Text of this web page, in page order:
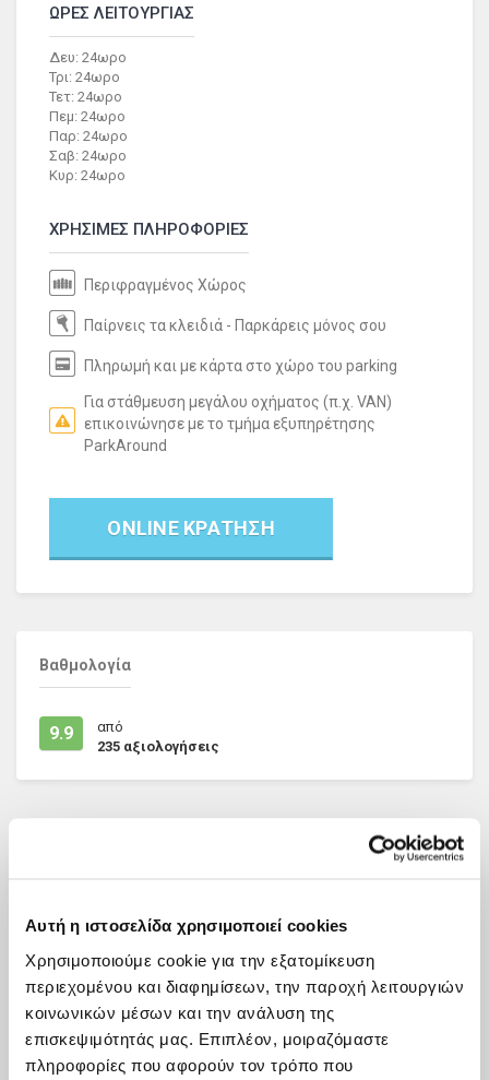
Αυτή η ιστοσελίδα χρησιμοποιεί cookies
Χρησιμοποιούμε cookie για την εξατομίκευση
περιεχομένου και διαφημίσεων, την παροχή λειτουργιών
κοινωνικών μέσων και την ανάλυση της
επισκεψιμότητάς μας. Επιπλέον, μοιραζόμαστε
πληροφορίες που αφορούν τον τρόπο που
ΩΡΕΣ ΛΕΙΤΟΥΡΓΙΑΣ
Δευ: 24ωρο
Τρι: 24ωρο
Τετ: 24ωρο
Πεμ: 24ωρο
Παρ: 24ωρο
Σαβ: 24ωρο
Κυρ: 24ωρο
ΧΡΗΣΙΜΕΣ ΠΛΗΡΟΦΟΡΙΕΣ
Περιφραγμένος Χώρος
Παίρνεις τα κλειδιά - Παρκάρεις μόνος σου
Πληρωμή και με κάρτα στο χώρο του parking
Για στάθμευση μεγάλου οχήματος (π.χ. VAN)
επικοινώνησε με το τμήμα εξυπηρέτησης
ParkAround
ONLINE ΚΡΑΤΗΣΗ
Βαθμολογία
9.9
από
235 αξιολογήσεις
Δες πρόσφατες αξιολογήσεις από άλλους χρήστες